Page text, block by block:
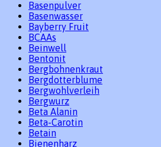
Basenpulver
Basenwasser
Bayberry Fruit
BCAAs
Beinwell
Bentonit
Bergbohnenkraut
Bergdotterblume
Bergwohlverleih
Bergwurz
Beta Alanin
Beta-Carotin
Betain
Bienenharz